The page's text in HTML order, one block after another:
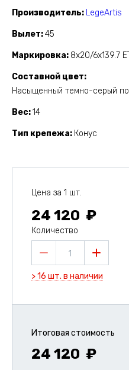
Производитель LegeArtis
Вылет 45
Маркировка 8x20/6x139.7
Составной цвет
Насыщенный темно-серый
Вес 14
Тип крепежа Конус
Цена за 1 шт.
24 120
Количество
1
> 16 шт. в наличии
Итоговая стоимость
24 120